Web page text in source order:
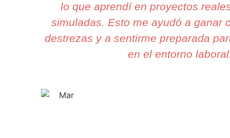
lo que aprendí en proyectos
simuladas. Esto me ayudó a ganar
destrezas y a sentirme preparada
en el entorno